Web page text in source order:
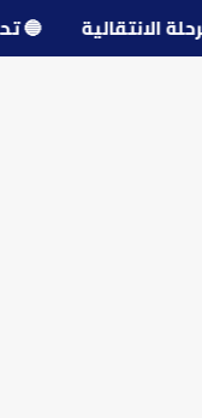
الانتقالية